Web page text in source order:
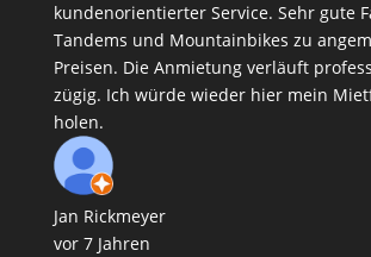
kundenorientierter Service. Sehr gute
Tandems und Mountainbikes zu
Preisen. Die Anmietung verläuft
zügig. Ich würde wieder hier mein
holen.
Jan Rickmeyer
vor 7 Jahren